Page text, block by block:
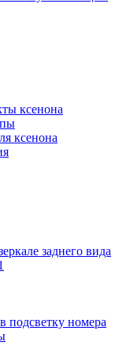
ксенона
ксенона
заднего вида
подсветку номера